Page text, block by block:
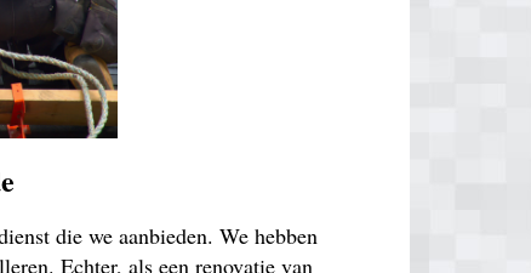
die we aanbieden. We hebben
Echter, als een renovatie van